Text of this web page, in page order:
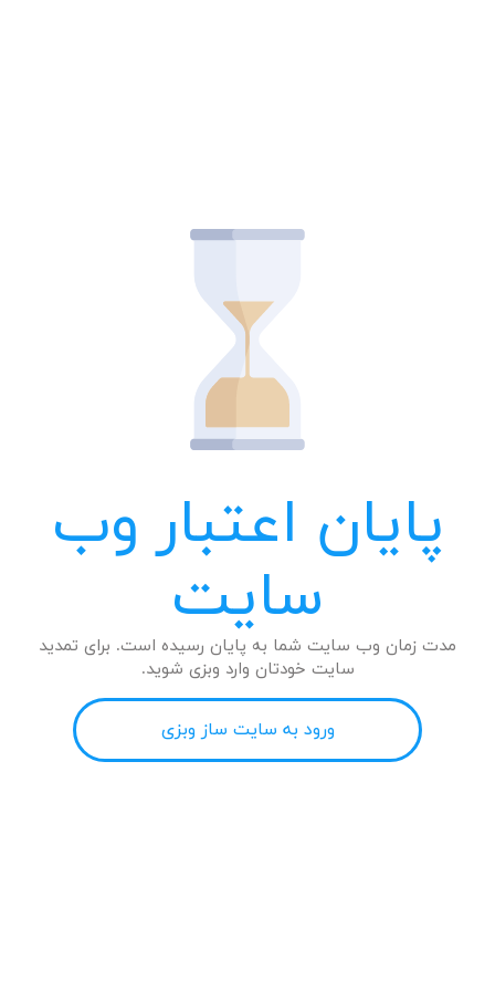
پایان اعتبار وب
سایت
مدت زمان وب سایت شما به پایان رسیده است. برای تمدید
سایت خودتان وارد وبزی شوید.
ورود به سایت ساز وبزی